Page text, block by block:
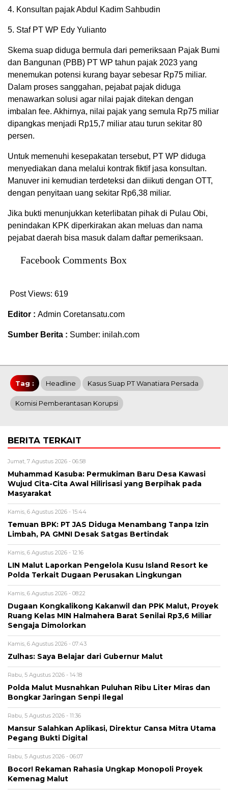
4. Konsultan pajak Abdul Kadim Sahbudin
5. Staf PT WP Edy Yulianto
Skema suap diduga bermula dari pemeriksaan Pajak Bumi
dan Bangunan (PBB) PT WP tahun pajak 2023 yang
menemukan potensi kurang bayar sebesar Rp75 miliar.
Dalam proses sanggahan, pejabat pajak diduga
menawarkan solusi agar nilai pajak ditekan dengan
imbalan fee. Akhirnya, nilai pajak yang semula Rp75 miliar
dipangkas menjadi Rp15,7 miliar atau turun sekitar 80
persen.
Untuk memenuhi kesepakatan tersebut, PT WP diduga
menyediakan dana melalui kontrak fiktif jasa konsultan.
Manuver ini kemudian terdeteksi dan diikuti dengan OTT,
dengan penyitaan uang sekitar Rp6,38 miliar.
Jika bukti menunjukkan keterlibatan pihak di Pulau Obi,
penindakan KPK diperkirakan akan meluas dan nama
pejabat daerah bisa masuk dalam daftar pemeriksaan.
Facebook Comments Box
Post Views: 619
Editor : Admin Coretansatu.com
Sumber Berita : Sumber: inilah.com
Tag : Headline Kasus Suap PT Wanatiara Persada
Komisi Pemberantasan Korupsi
BERITA TERKAIT
Jumat, 7 Agustus 2026 - 06:58
Muhammad Kasuba: Permukiman Baru Desa Kawasi
Wujud Cita-Cita Awal Hilirisasi yang Berpihak pada
Masyarakat
Kamis, 6 Agustus 2026 - 15:44
Temuan BPK: PT JAS Diduga Menambang Tanpa Izin
Limbah, PA GMNI Desak Satgas Bertindak
Kamis, 6 Agustus 2026 - 12:16
LIN Malut Laporkan Pengelola Kusu Island Resort ke
Polda Terkait Dugaan Perusakan Lingkungan
Kamis, 6 Agustus 2026 - 08:22
Dugaan Kongkalikong Kakanwil dan PPK Malut, Proyek
Ruang Kelas MIN Halmahera Barat Senilai Rp3,6 Miliar
Sengaja Dimolorkan
Kamis, 6 Agustus 2026 - 07:43
Zulhas: Saya Belajar dari Gubernur Malut
Rabu, 5 Agustus 2026 - 14:18
Polda Malut Musnahkan Puluhan Ribu Liter Miras dan
Bongkar Jaringan Senpi Ilegal
Rabu, 5 Agustus 2026 - 11:36
Mansur Salahkan Aplikasi, Direktur Cansa Mitra Utama
Pegang Bukti Digital
Rabu, 5 Agustus 2026 - 06:07
Bocor! Rekaman Rahasia Ungkap Monopoli Proyek
Kemenag Malut